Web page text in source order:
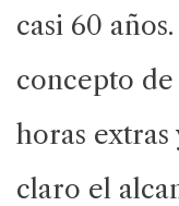
casi 60
concepto
horas extras
claro el